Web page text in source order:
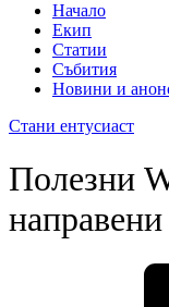
Начало
Екип
Статии
Събития
Новини и
Стани ентусиаст
Полезни